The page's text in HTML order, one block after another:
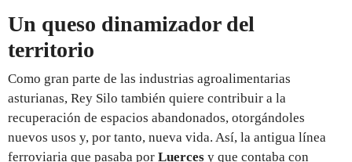
Un queso dinamizador del
territorio
Como gran parte de las industrias agroalimentarias
asturianas, Rey Silo también quiere contribuir a la
recuperación de espacios abandonados, otorgándoles
nuevos usos y, por tanto, nueva vida. Así, la antigua línea
ferroviaria que pasaba por Luerces y que contaba con